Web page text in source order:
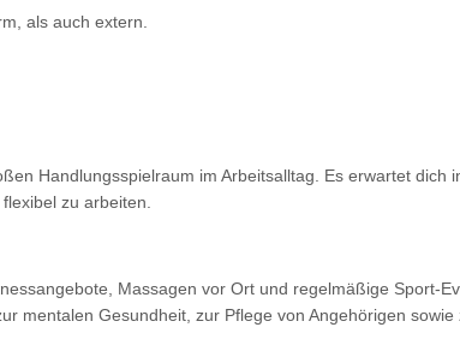
als auch extern.
Handlungsspielraum im Arbeitsalltag. Es erwartet dich
zu arbeiten.
Massagen vor Ort und regelmäßige Sport-
mentalen Gesundheit, zur Pflege von Angehörigen